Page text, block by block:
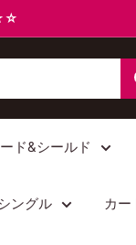
ド&シールド
ングル カ